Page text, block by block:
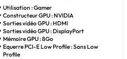
Utilisation : Gamer
Constructeur GPU : NVIDIA
Sorties vidéo GPU : HDMI
Sorties vidéo GPU : DisplayPort
Mémoire GPU : 8Go
Equerre PCI-E Low Profile : Sans Low
Profile